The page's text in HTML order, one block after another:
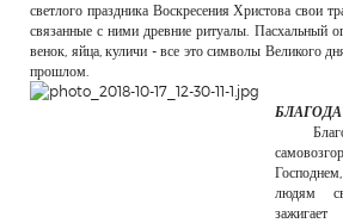
светлого праздника Воскресения Христова свои
связанные с ними древние ритуалы. Пасхальный
венок, яйца, куличи - все это символы Великого
прошлом.
людям